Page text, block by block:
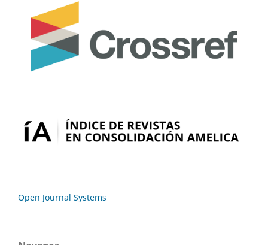
Open Journal Systems